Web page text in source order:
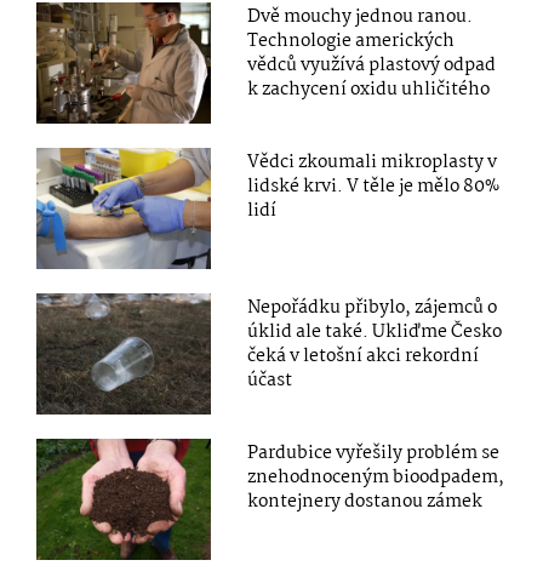
Dvě mouchy jednou ranou.
Technologie amerických
vědců využívá plastový odpad
k zachycení oxidu uhličitého
Vědci zkoumali mikroplasty v
lidské krvi. V těle je mělo 80%
lidí
Nepořádku přibylo, zájemců o
úklid ale také. Ukliďme Česko
čeká v letošní akci rekordní
účast
Pardubice vyřešily problém se
znehodnoceným bioodpadem,
kontejnery dostanou zámek